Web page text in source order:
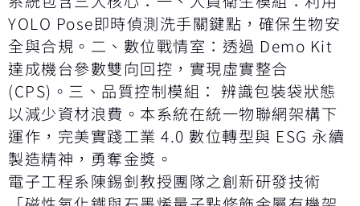
YOLO Pose即時偵測洗手關鍵點，確保生物安
全與合規。二、數位戰情室：透過 Demo Kit
達成機台參數雙向回控，實現虛實整合
(CPS)。三、品質控制模組： 辨識包裝袋狀態
以減少資材浪費。本系統在統一物聯網架構下
運作，完美實踐工業 4.0 數位轉型與 ESG 永續
製造精神，勇奪金獎。
電子工程系陳錫釗教授團隊之創新研發技術